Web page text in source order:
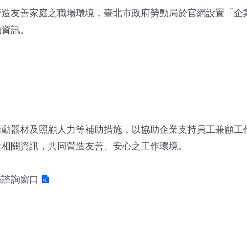
友善家庭之職場環境，臺北市政府勞動局於官網設置「
訊。
器材及照顧人力等補助措施，以協助企業支持員工兼顧工
關資訊，共同營造友善、安心之工作環境。
詢窗口